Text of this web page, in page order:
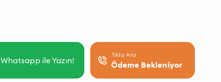
Whatsapp ile Yazın!
Tıkla Ara
Ödeme Bekleniyor